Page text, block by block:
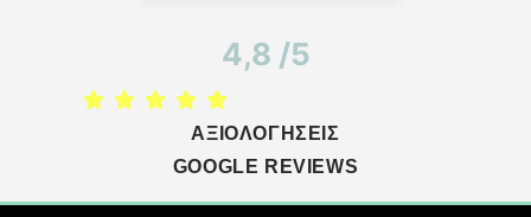
4,8 /5
ΑΞΙΟΛΟΓΗΣΕΙΣ
GOOGLE REVIEWS